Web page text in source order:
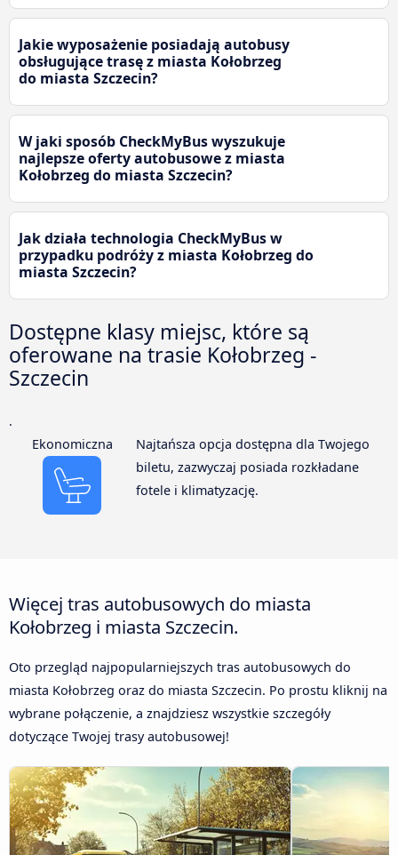
Jakie wyposażenie posiadają autobusy
obsługujące trasę z miasta Kołobrzeg
do miasta Szczecin?
W jaki sposób CheckMyBus wyszukuje
najlepsze oferty autobusowe z miasta
Kołobrzeg do miasta Szczecin?
Jak działa technologia CheckMyBus w
przypadku podróży z miasta Kołobrzeg do
miasta Szczecin?
Dostępne klasy miejsc, które są
oferowane na trasie Kołobrzeg -
Szczecin
.
Ekonomiczna
Najtańsza opcja dostępna dla Twojego
biletu, zazwyczaj posiada rozkładane
fotele i klimatyzację.
Więcej tras autobusowych do miasta
Kołobrzeg i miasta Szczecin.
Oto przegląd najpopularniejszych tras autobusowych do
miasta Kołobrzeg oraz do miasta Szczecin. Po prostu kliknij na
wybrane połączenie, a znajdziesz wszystkie szczegóły
dotyczące Twojej trasy autobusowej!